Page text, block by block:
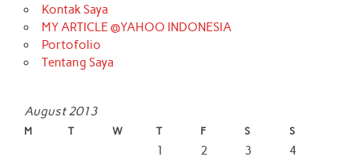
Kontak Saya
MY ARTICLE @YAHOO INDONESIA
Portofolio
Tentang Saya
August 2013
M T W T F S S
1 2 3
4